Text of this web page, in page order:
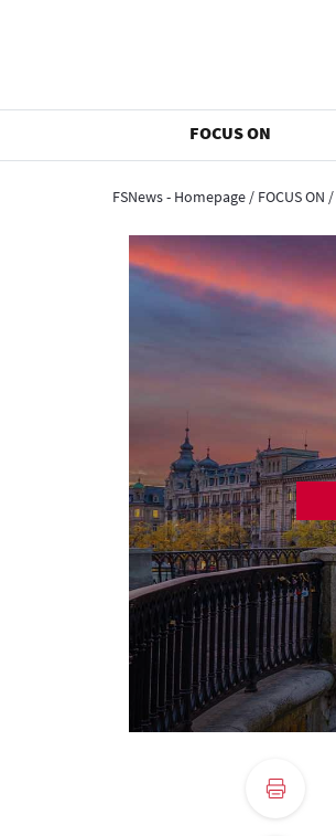
FOCUS ON
FSNews - Homepage / FOCUS ON /